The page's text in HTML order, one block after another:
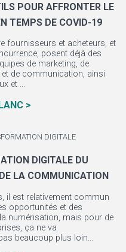
POUR AFFRONTER LE
TEMPS DE COVID-19
fournisseurs et acheteurs, et
posent déjà des
de marketing, de
de communication, ainsi
et ...
>
DIGITALE
DIGITALE DU
LA COMMUNICATION
il est relativement commun
opportunités et des
numérisation, mais pour de
ça ne va
beaucoup plus loin...